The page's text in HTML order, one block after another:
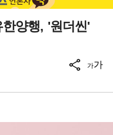
양행, '원더씬'
가가